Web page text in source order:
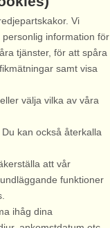
43 m²
sjö/hav:.
ljust och fräscht
intill stora huset som
allra bäste
annex med
till den fina
...
från 7.160 SEK
Vi
information för
tjänster, för att spåra
samt visa
välja vilka av våra
Du kan också återkalla
att vår
funktioner
ihåg dina